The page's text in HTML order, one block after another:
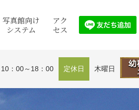
写真館向け
システム
アク
セス
10：00～18：00 定休日 木曜日